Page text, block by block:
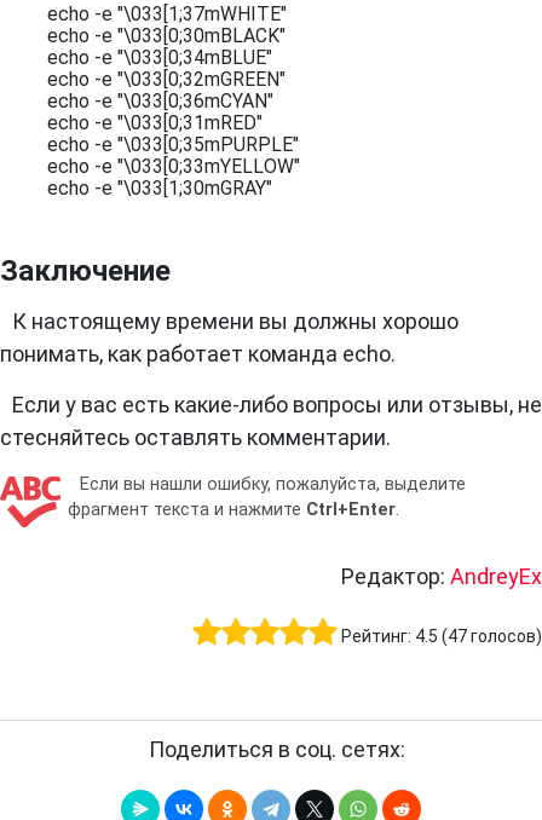
echo -e "\033[1;37mWHITE"
echo -e "\033[0;30mBLACK"
echo -e "\033[0;34mBLUE"
echo -e "\033[0;32mGREEN"
echo -e "\033[0;36mCYAN"
echo -e "\033[0;31mRED"
echo -e "\033[0;35mPURPLE"
echo -e "\033[0;33mYELLOW"
echo -e "\033[1;30mGRAY"
Заключение
К настоящему времени вы должны хорошо
понимать, как работает команда echo.
Если у вас есть какие-либо вопросы или отзывы, не
стесняйтесь оставлять комментарии.
Если вы нашли ошибку, пожалуйста, выделите
фрагмент текста и нажмите Ctrl+Enter.
Редактор: AndreyEx
Рейтинг: 4.5 (47голосов)
Поделиться в соц. сетях: